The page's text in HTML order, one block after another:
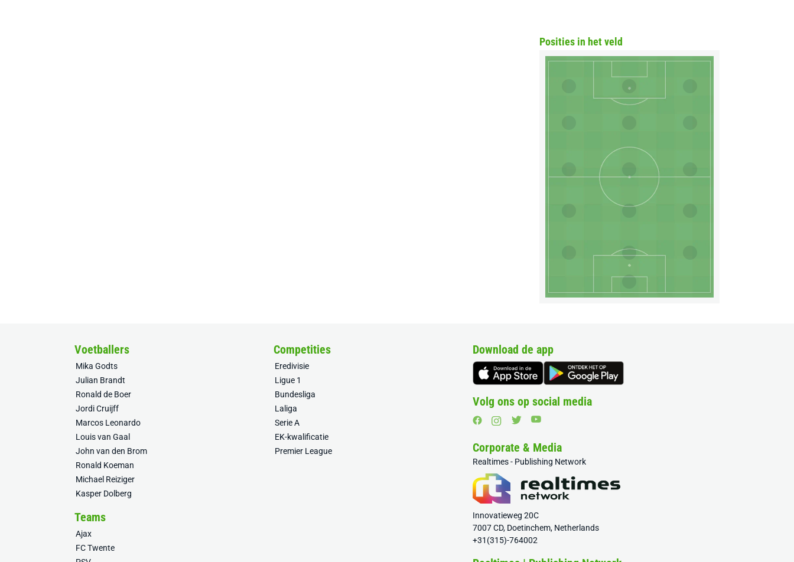
Posities in het veld
Voetballers
Mika Godts
Julian Brandt
Ronald de Boer
Jordi Cruijff
Marcos Leonardo
Louis van Gaal
John van den Brom
Ronald Koeman
Michael Reiziger
Kasper Dolberg
Competities
Eredivisie
Ligue 1
Bundesliga
Laliga
Serie A
EK-kwalificatie
Premier League
Teams
Ajax
FC Twente
Download de app
Volg ons op social media
Corporate & Media
Realtimes - Publishing Network
Innovatieweg 20C
7007 CD, Doetinchem, Netherlands
+31(315)-764002